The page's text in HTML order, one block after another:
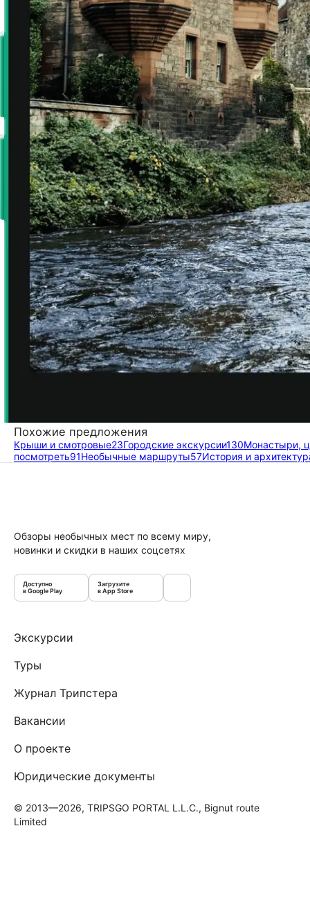
Похожие предложения
Крыши и смотровые23Городские экскурсии130Монастыри,
посмотреть91Необычные маршруты57История и
Обзоры необычных мест по всему миру,
новинки и скидки в наших соцсетях
Доступно
в Google Play
Загрузите
в App Store
Экскурсии
Туры
Журнал Трипстера
Вакансии
О проекте
Юридические документы
© 2013—2026, TRIPSGO PORTAL L.L.C., Bignut route
Limited